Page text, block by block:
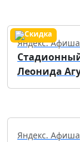
Яндекс. Афиша
Леонида
Яндекс. Афиша